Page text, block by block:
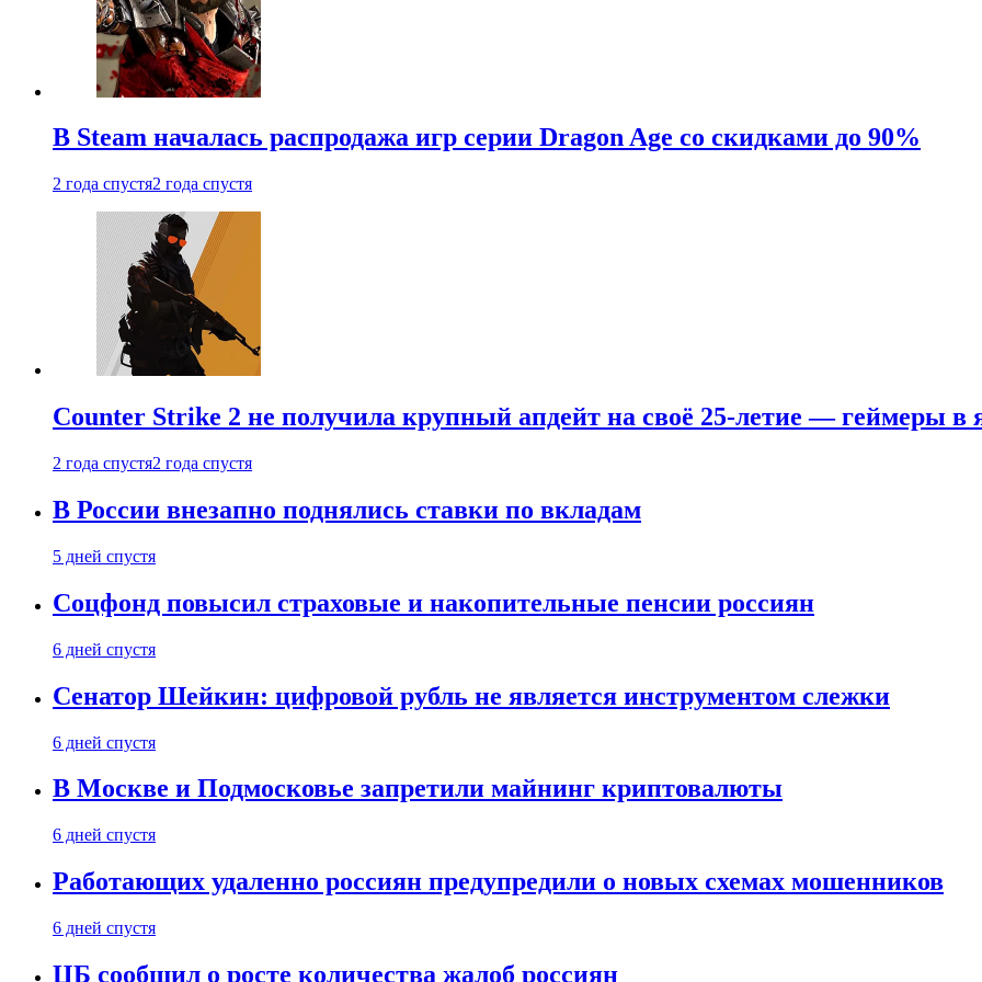
В Steam началась распродажа игр серии Dragon Age со скидками до 90%
2 года спустя2 года спустя
Counter Strike 2 не получила крупный апдейт на своё 25-летие — геймеры в
2 года спустя2 года спустя
В России внезапно поднялись ставки по вкладам
5 дней спустя
Соцфонд повысил страховые и накопительные пенсии россиян
6 дней спустя
Сенатор Шейкин: цифровой рубль не является инструментом слежки
6 дней спустя
В Москве и Подмосковье запретили майнинг криптовалюты
6 дней спустя
Работающих удаленно россиян предупредили о новых схемах мошенников
6 дней спустя
ЦБ сообщил о росте количества жалоб россиян